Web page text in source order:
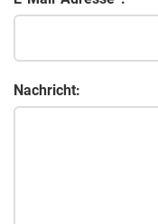
Nachricht: